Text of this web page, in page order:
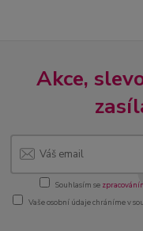
Akce,
Souhlasím se
Vaše osobní údaje chráníme v